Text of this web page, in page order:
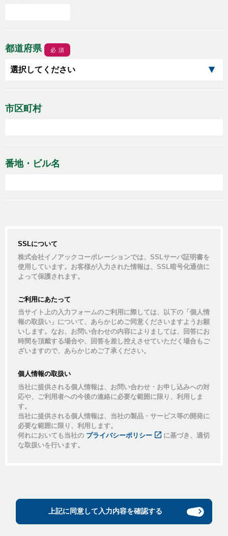
都道府県 必須
市区町村
番地・ビル名
SSLについて
株式会社イノアックコーポレーションでは、SSLサーバ証明書を
使用しています。お客様が入力された情報は、SSL暗号化通信に
よって保護されます。
ご利用にあたって
当サイト上の入力フォームのご利用に際しては、以下の「個人情
報の取扱い」について、あらかじめご同意くださいますようお願
いします。なお、お問い合わせの内容によりましては、回答にお
時間を頂戴する場合や、回答を差し控えさせていただく場合もご
ざいますので、あらかじめご了承ください。
個人情報の取扱い
当社に提供される個人情報は、お問い合わせ・お申し込みへの対
応や、ご利用者への今後の連絡に必要な範囲に限り、利用しま
す。
当社に提供される個人情報は、当社の製品・サービス等の開発に
必要な範囲に限り、利用します。
何れにおいても当社の プライバシーポリシー
に基づき、適切
な取扱いを行います。